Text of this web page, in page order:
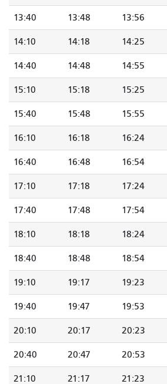
13:40 13:48 13:56
14:10 14:18 14:25
14:40 14:48 14:55
15:10 15:18 15:25
15:40 15:48 15:55
16:10 16:18 16:24
16:40 16:48 16:54
17:10 17:18 17:24
17:40 17:48 17:54
18:10 18:18 18:24
18:40 18:48 18:54
19:10 19:17 19:23
19:40 19:47 19:53
20:10 20:17 20:23
20:40 20:47 20:53
21:10 21:17 21:23